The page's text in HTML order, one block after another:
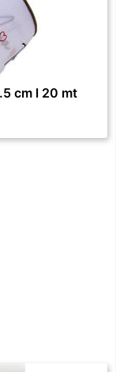
cm l 20 mt